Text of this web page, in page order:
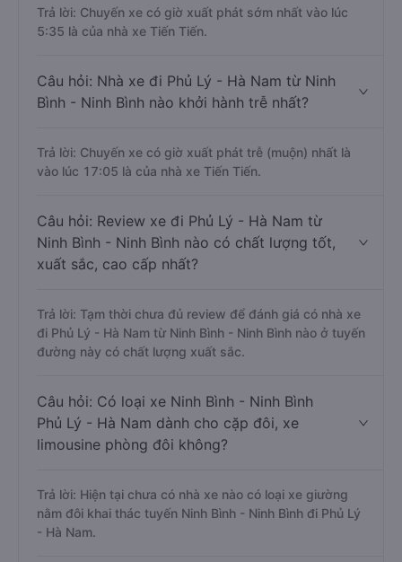
Trả lời: Chuyến xe có giờ xuất phát sớm nhất vào lúc
5:35 là của nhà xe Tiến Tiến.
Câu hỏi: Nhà xe đi Phủ Lý - Hà Nam từ Ninh
Bình - Ninh Bình nào khởi hành trễ nhất?
Trả lời: Chuyến xe có giờ xuất phát trễ (muộn) nhất là
vào lúc 17:05 là của nhà xe Tiến Tiến.
Câu hỏi: Review xe đi Phủ Lý - Hà Nam từ
Ninh Bình - Ninh Bình nào có chất lượng tốt,
xuất sắc, cao cấp nhất?
Trả lời: Tạm thời chưa đủ review để đánh giá có nhà xe
đi Phủ Lý - Hà Nam từ Ninh Bình - Ninh Bình nào ở tuyến
đường này có chất lượng xuất sắc.
Câu hỏi: Có loại xe Ninh Bình - Ninh Bình
Phủ Lý - Hà Nam dành cho cặp đôi, xe
limousine phòng đôi không?
Trả lời: Hiện tại chưa có nhà xe nào có loại xe giường
nằm đôi khai thác tuyến Ninh Bình - Ninh Bình đi Phủ Lý
- Hà Nam.